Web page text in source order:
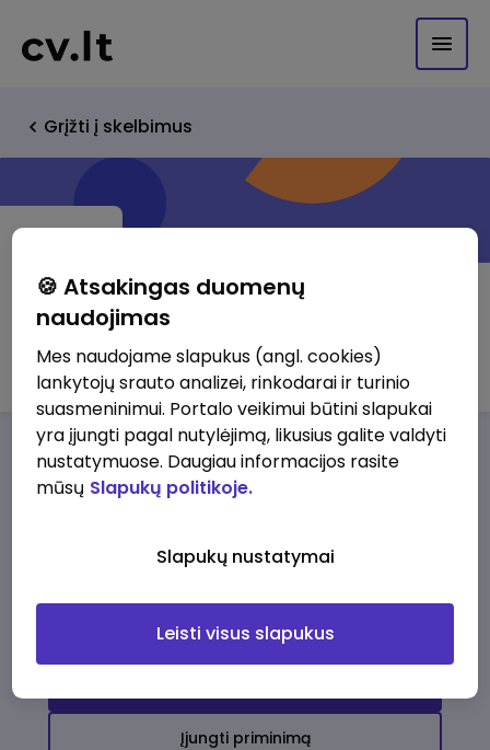
Grįžti į skelbimus
UAB Aiveža
Darbo pasiūlymaiApie musPrivalumai
darbo pasiūlymų
Įjungti priminimą
🍪 Atsakingas duomenų
naudojimas
Mes naudojame slapukus (angl. cookies)
lankytojų srauto analizei, rinkodarai ir turinio
suasmeninimui. Portalo veikimui būtini slapukai
yra įjungti pagal nutylėjimą, likusius galite valdyti
nustatymuose. Daugiau informacijos rasite
mūsų Slapukų politikoje.
Slapukų nustatymai
Leisti visus slapukus